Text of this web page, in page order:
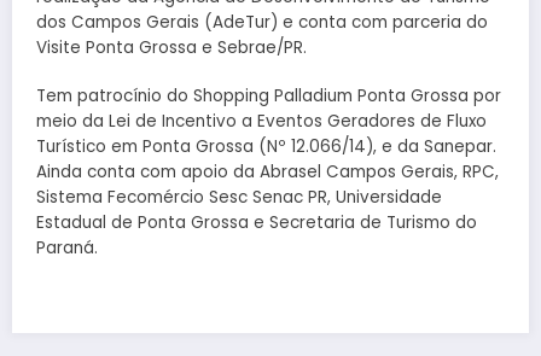
dos Campos Gerais (AdeTur) e conta com parceria do
Visite Ponta Grossa e Sebrae/PR.
Tem patrocínio do Shopping Palladium Ponta Grossa por
meio da Lei de Incentivo a Eventos Geradores de Fluxo
Turístico em Ponta Grossa (Nº 12.066/14), e da Sanepar.
Ainda conta com apoio da Abrasel Campos Gerais, RPC,
Sistema Fecomércio Sesc Senac PR, Universidade
Estadual de Ponta Grossa e Secretaria de Turismo do
Paraná.